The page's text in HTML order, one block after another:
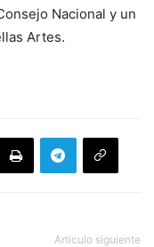
Nacional y un
Artes.
Artículo siguiente